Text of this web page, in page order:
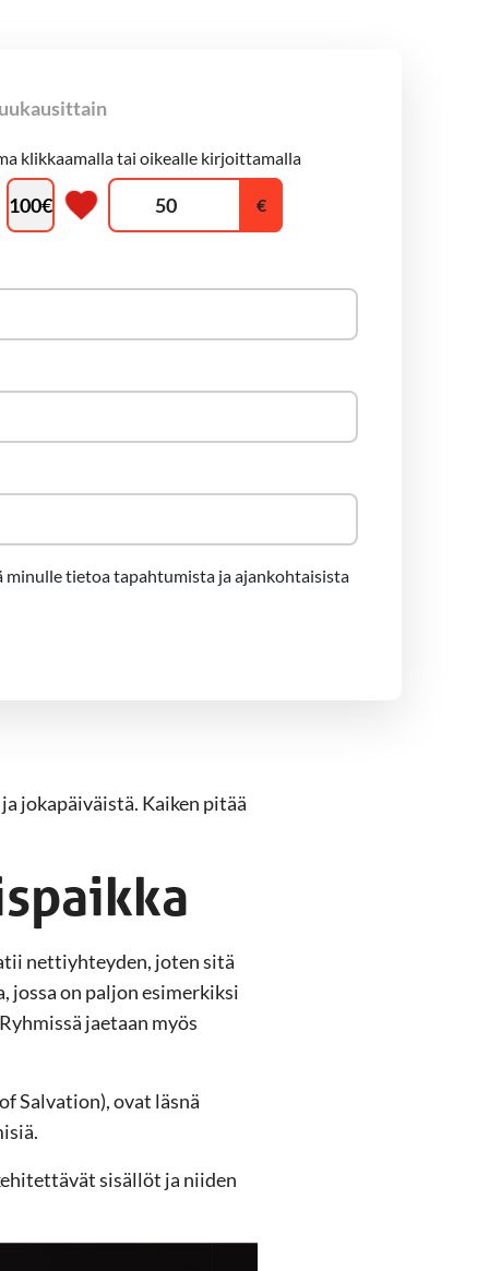
klikkaamalla tai oikealle kirjoittamalla
100€
minulle tietoa tapahtumista ja ajankohtaisista
jokapäiväistä. Kaiken pitää
nettiyhteyden, joten sitä
on paljon esimerkiksi
jaetaan myös
Salvation), ovat läsnä
sisällöt ja niiden